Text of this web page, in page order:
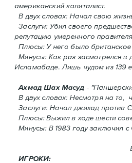
американский капиталист.
В двух словах: Начал свою
Заслуги: Убил своего
репутацию умеренного
Плюсы: У него было
Минусы: Как раз засмотрелся в
Исламабаде. Лишь чудом из 139
Ахмад Шах Масуд -
В двух словах: Hесмотря на то,
Заслуги: Начал джихад против
Плюсы: Выжил в ходе шести
Минусы: В 1983 году заключил
ВОЙНА
ИГРОКИ: